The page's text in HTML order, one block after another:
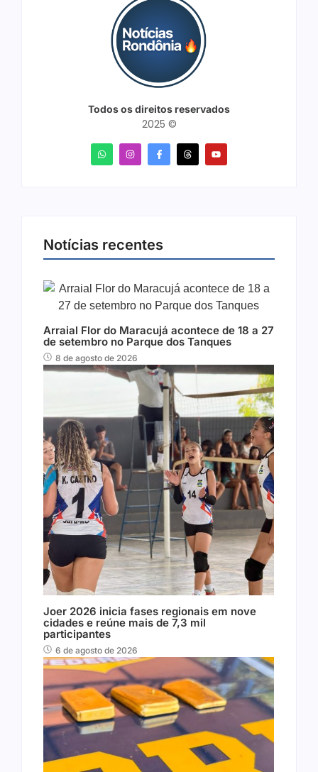
Todos os direitos reservados
2025 ©
Notícias recentes
Arraial Flor do Maracujá acontece de 18 a 27
de setembro no Parque dos Tanques
8 de agosto de 2026
Joer 2026 inicia fases regionais em nove
cidades e reúne mais de 7,3 mil
participantes
6 de agosto de 2026